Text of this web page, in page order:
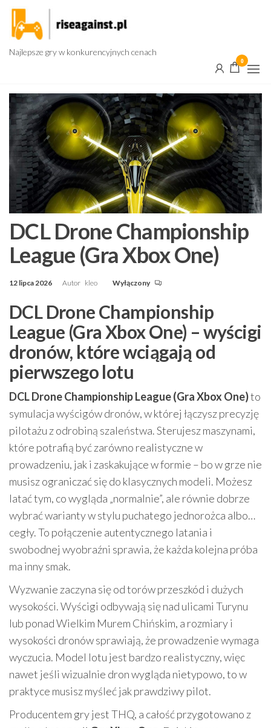
Przejdź
treści
Najlepsze gry w konkurencyjnych cenach
0
DCL Drone Championship
League (Gra Xbox One)
12 lipca 2026 Autor kleo Wyłączony
DCL Drone Championship
League (Gra Xbox One) – wyścigi
dronów, które wciągają od
pierwszego lotu
DCL Drone Championship League (Gra Xbox One)to
symulacja wyścigów dronów, w której łączysz precyzję
pilotażu z odrobiną szaleństwa. Sterujesz maszynami,
które potrafią być zarówno realistyczne w
prowadzeniu, jak i zaskakujące w formie – bo w grze nie
musisz ograniczać się do klasycznych modeli. Możesz
latać tym, co wygląda „normalnie”, ale równie dobrze
wybrać warianty w stylu puchatego jednorożca albo…
cegły. To połączenie autentycznego latania i
swobodnej wyobraźni sprawia, że każda kolejna próba
ma inny smak.
Wyzwanie zaczyna się od torów przeszkód i dużych
wysokości. Wyścigi odbywają się nad ulicami Turynu
lub ponad Wielkim Murem Chińskim, a rozmiary i
wysokości dronów sprawiają, że prowadzenie wymaga
wyczucia. Model lotu jest bardzo realistyczny, więc
nawet jeśli wizualnie dron wygląda nietypowo, to w
praktyce musisz myśleć jak prawdziwy pilot.
Producentem gry jest THQ, a całość przygotowano z